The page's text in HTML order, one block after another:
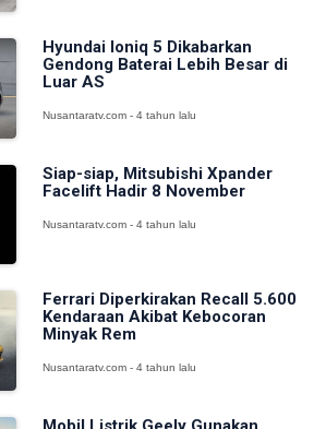
Hyundai Ioniq 5 Dikabarkan
Gendong Baterai Lebih Besar di
Luar AS
Nusantaratv.com - 4 tahun lalu
Siap-siap, Mitsubishi Xpander
Facelift Hadir 8 November
Nusantaratv.com - 4 tahun lalu
Ferrari Diperkirakan Recall 5.600
Kendaraan Akibat Kebocoran
Minyak Rem
Nusantaratv.com - 4 tahun lalu